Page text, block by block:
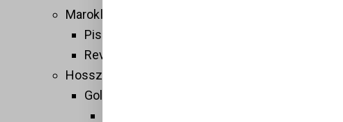
Maroklőfegyverek
Pisztolyok
Revolverek
Hosszú fegyverek
Golyós fegyverek